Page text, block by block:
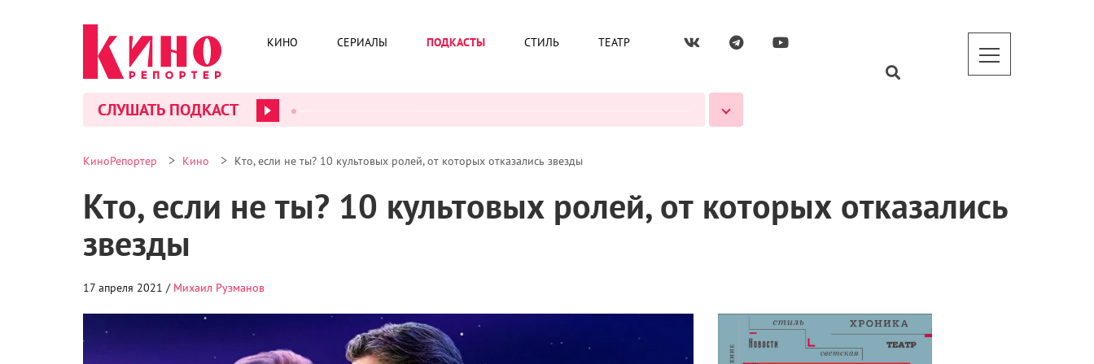
КИНО СЕРИАЛЫ ПОДКАСТЫ СТИЛЬ ТЕАТР
СЛУШАТЬ ПОДКАСТ
КиноРепортер > Кино > Кто, если не ты? 10 культовых ролей, от которых отказались звезды
Кто, если не ты? 10 культовых ролей, от которых отказались
звезды
17 апреля 2021 / Михаил Рузманов